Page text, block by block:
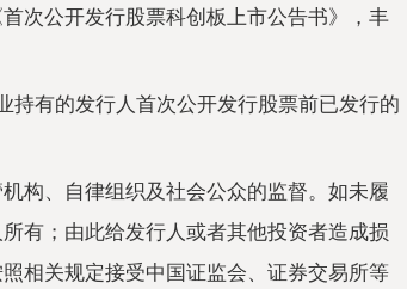
次公开发行股票科创板上市公告书》，丰
持有的发行人首次公开发行股票前已发行的
构、自律组织及社会公众的监督。如未履
有；由此给发行人或者其他投资者造成损
相关规定接受中国证监会、证券交易所等